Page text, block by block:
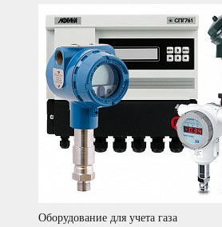
Оборудование для учета газа